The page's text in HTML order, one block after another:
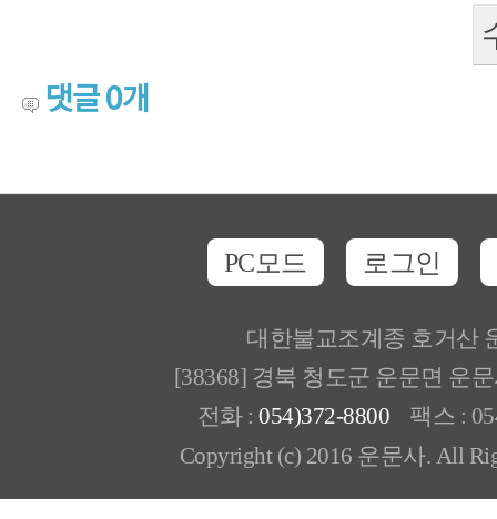
댓글0개
PC모드 로그인
대한불교조계종 호거산
[38368] 경북 청도군 운문면 운
전화 : 054)372-8800 팩스 :
Copyright (c) 2016 운문사. All